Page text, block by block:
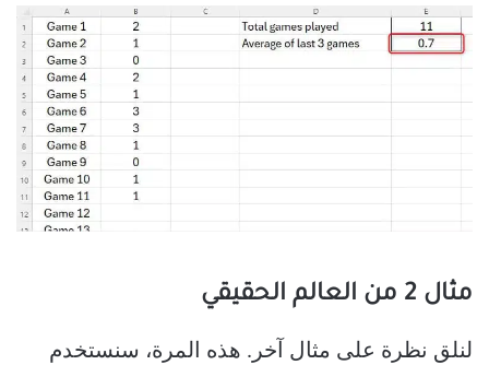
مثال 2 من العالم الحقيقي
لنلق نظرة على مثال آخر. هذه المرة، سنستخدم